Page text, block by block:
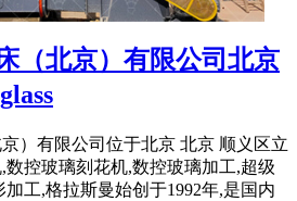
（北京）有限公司北京
）有限公司位于北京 北京 顺义区立
控玻璃刻花机,数控玻璃加工,超级
加工,格拉斯曼始创于1992年,是国内